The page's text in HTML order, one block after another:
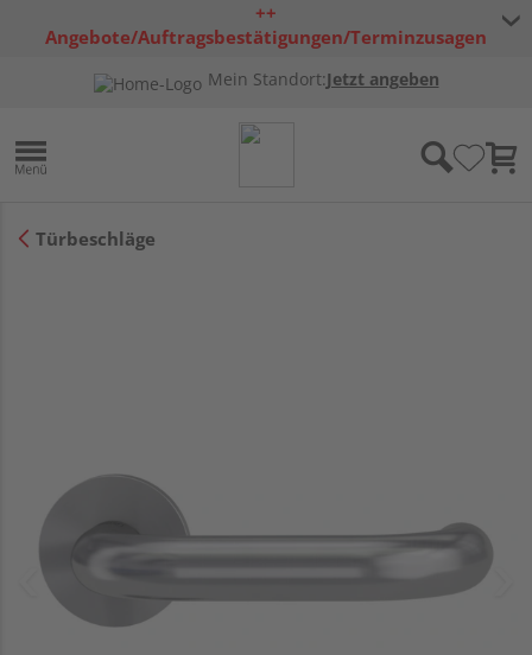
++
Angebote/Auftragsbestätigungen/Terminzusagen
Mein Standort:Jetzt angeben
Türbeschläge